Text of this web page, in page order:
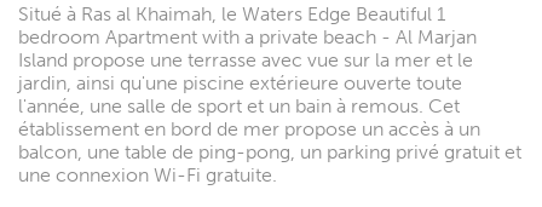
Situé à Ras al Khaimah, le Waters Edge Beautiful 1
bedroom Apartment with a private beach - Al Marjan
Island propose une terrasse avec vue sur la mer et le
jardin, ainsi qu'une piscine extérieure ouverte toute
l'année, une salle de sport et un bain à remous. Cet
établissement en bord de mer propose un accès à un
balcon, une table de ping-pong, un parking privé gratuit et
une connexion Wi-Fi gratuite.